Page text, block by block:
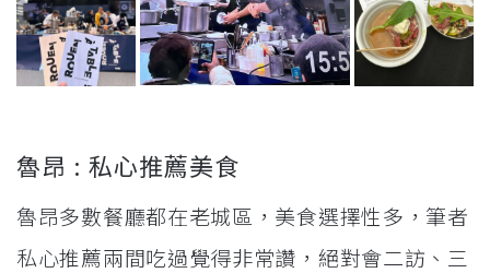
魯昂 : 私心推薦美食
魯昂多數餐廳都在老城區，美食選擇性多，筆者
私心推薦兩間吃過覺得非常讚，絕對會二訪、三